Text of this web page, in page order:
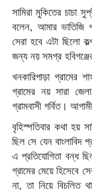
সামিরা মুকিতের চাচা
বলেন, আমার ভাতিজি
সেরা হবে এটা ছিলো
জন্য নয় সমগ্র
খনকারিপাড়া গ্রামের
গ্রামের নয় সারা
গ্রামবাসী গর্বিত।
বৃহিস্পতিবার কথা হয়
ছিল সে যেন বাংলাবিদ
এ প্রতিযোগিতা বন্ধ
গ্রামের মেয়ে হিসেবে
না, তা নিয়ে বিচলিত